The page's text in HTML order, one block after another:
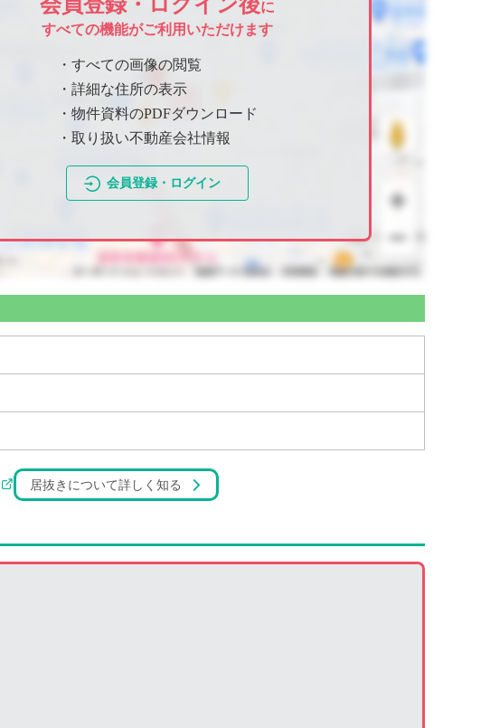
に
すべての機能がご利用いただけます
・すべての画像の閲覧
・詳細な住所の表示
・物件資料のPDFダウンロード
・取り扱い不動産会社情報
会員登録・ログイン
居抜きについて詳しく知る